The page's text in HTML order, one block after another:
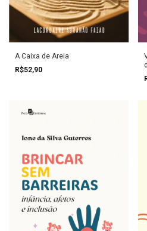
A Caixa de Areia
R$52,90